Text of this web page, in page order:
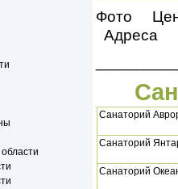
Фото
Санаторий
Санаторий
Санаторий